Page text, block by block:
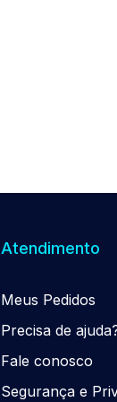
Atendimento
Meus Pedidos
Precisa de
Fale conosco
Segurança e